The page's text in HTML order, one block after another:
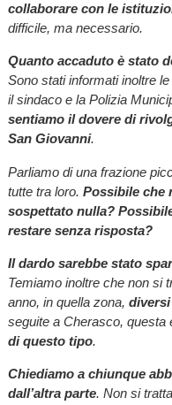
collaborare con le
difficile, ma necessario.
Quanto accaduto è stato
Sono stati informati inoltre
il sindaco e la Polizia
sentiamo il dovere di
San Giovanni.
Parliamo di una frazione
tutte tra loro. Possibile che
sospettato nulla?
restare senza risposta?
Il dardo sarebbe stato
Temiamo inoltre che non si
anno, in quella zona,
seguite a Cherasco, questa
di questo tipo.
Chiediamo a chiunque
dall’altra parte. Non si